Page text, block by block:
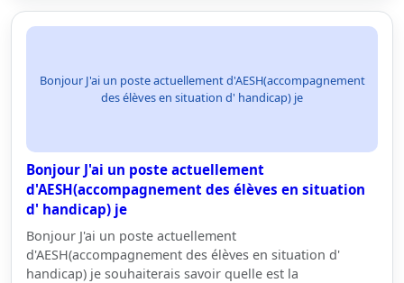
Bonjour J'ai un poste actuellement d'AESH(accompagnement
des élèves en situation d' handicap) je
Bonjour J'ai un poste actuellement
d'AESH(accompagnement des élèves en situation
d' handicap) je
Bonjour J'ai un poste actuellement
d'AESH(accompagnement des élèves en situation d'
handicap) je souhaiterais savoir quelle est la